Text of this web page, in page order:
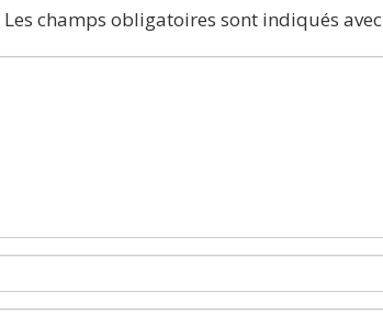
Les champs obligatoires sont indiqués avec